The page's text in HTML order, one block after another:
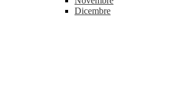
Dicembre